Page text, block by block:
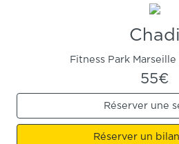
Chadi
Fitness Park
55€
Réserver une
Réserver un